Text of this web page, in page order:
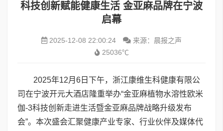
科技创新赋能健康生活 金亚麻品牌在宁波
启幕
2025-12-08 22:00:24
来源：晨报之声
25036℃
2025年12月6日下午，浙江康维生科健康有限公
司在宁波开元大酒店隆重举办“金亚麻植物水溶性欧米
伽-3科技创新走进生活暨金亚麻品牌战略升级发布
会”。本次盛会汇聚健康产业专家、行业伙伴及媒体代